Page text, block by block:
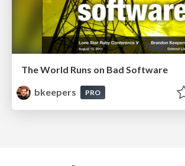
The World Runs on Bad Software
bkeepers
PRO